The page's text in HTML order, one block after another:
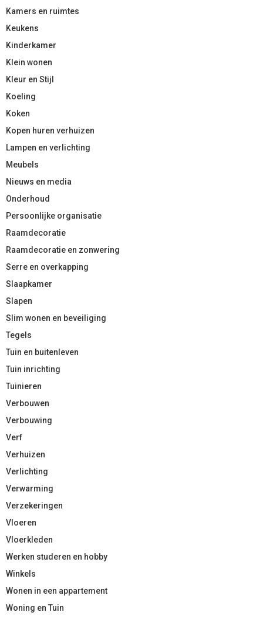
Kamers en ruimtes
Keukens
Kinderkamer
Klein wonen
Kleur en Stijl
Koeling
Koken
Kopen huren verhuizen
Lampen en verlichting
Meubels
Nieuws en media
Onderhoud
Persoonlijke organisatie
Raamdecoratie
Raamdecoratie en zonwering
Serre en overkapping
Slaapkamer
Slapen
Slim wonen en beveiliging
Tegels
Tuin en buitenleven
Tuin inrichting
Tuinieren
Verbouwen
Verbouwing
Verf
Verhuizen
Verlichting
Verwarming
Verzekeringen
Vloeren
Vloerkleden
Werken studeren en hobby
Winkels
Wonen in een appartement
Woning en Tuin